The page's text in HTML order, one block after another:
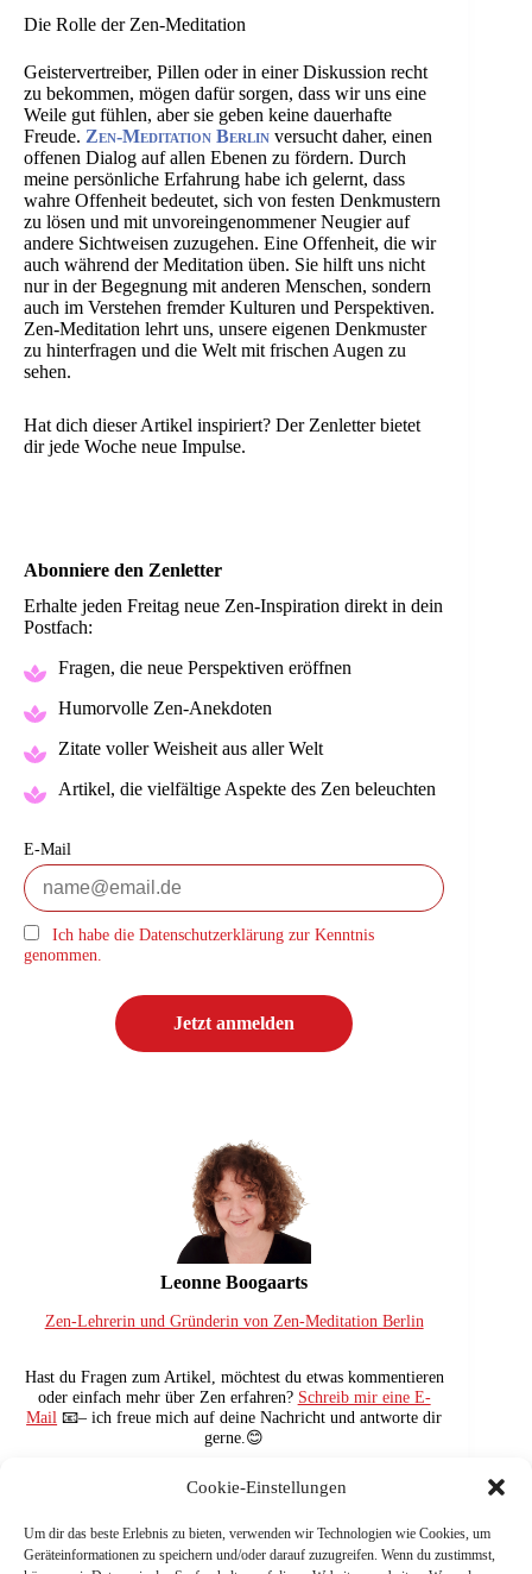
Cookie-Einstellungen
Um dir das beste Erlebnis zu bieten, verwenden wir Technologien wie Cookies, um
Geräteinformationen zu speichern und/oder darauf zuzugreifen. Wenn du zustimmst,
Die Rolle der Zen-Meditation
Geistervertreiber, Pillen oder in einer Diskussion recht
zu bekommen, mögen dafür sorgen, dass wir uns eine
Weile gut fühlen, aber sie geben keine dauerhafte
Freude. Zen-Meditation Berlin versucht daher, einen
offenen Dialog auf allen Ebenen zu fördern. Durch
meine persönliche Erfahrung habe ich gelernt, dass
wahre Offenheit bedeutet, sich von festen Denkmustern
zu lösen und mit unvoreingenommener Neugier auf
andere Sichtweisen zuzugehen. Eine Offenheit, die wir
auch während der Meditation üben. Sie hilft uns nicht
nur in der Begegnung mit anderen Menschen, sondern
auch im Verstehen fremder Kulturen und Perspektiven.
Zen-Meditation lehrt uns, unsere eigenen Denkmuster
zu hinterfragen und die Welt mit frischen Augen zu
sehen.
Hat dich dieser Artikel inspiriert? Der Zenletter bietet
dir jede Woche neue Impulse.
Abonniere den Zenletter
Erhalte jeden Freitag neue Zen-Inspiration direkt in dein
Postfach:
Fragen, die neue Perspektiven eröffnen
Humorvolle Zen-Anekdoten
Zitate voller Weisheit aus aller Welt
Artikel, die vielfältige Aspekte des Zen beleuchten
E-Mail
Ich habe die Datenschutzerklärung zur Kenntnis
genommen.
Leonne Boogaarts
Zen-Lehrerin und Gründerin von Zen-Meditation Berlin
Hast du Fragen zum Artikel, möchtest du etwas kommentieren
oder einfach mehr über Zen erfahren? Schreib mir eine E-
Mail 📧– ich freue mich auf deine Nachricht und antworte dir
gerne.😊
NÄCHSTE